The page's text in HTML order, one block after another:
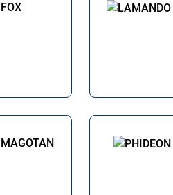
FOX
MAGOTAN